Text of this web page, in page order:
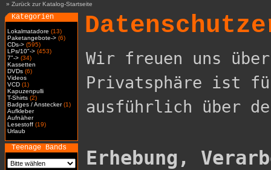
» Zurück zur Katalog-Startseite
Kategorien
Lokalmatadore (13)
Paketangebote-> (6)
CDs-> (595)
LPs/10"-> (453)
7"-> (34)
Kassetten
DVDs (6)
Videos
VCD (1)
Kapuzenpulli
T-Shirts (2)
Badges / Anstecker(1)
Aufkleber
Aufnäher
Lesestoff (19)
Urlaub
Teenage Bands
Wir freuen uns
Privatsphäre ist
ausführlich über
Erhebung,